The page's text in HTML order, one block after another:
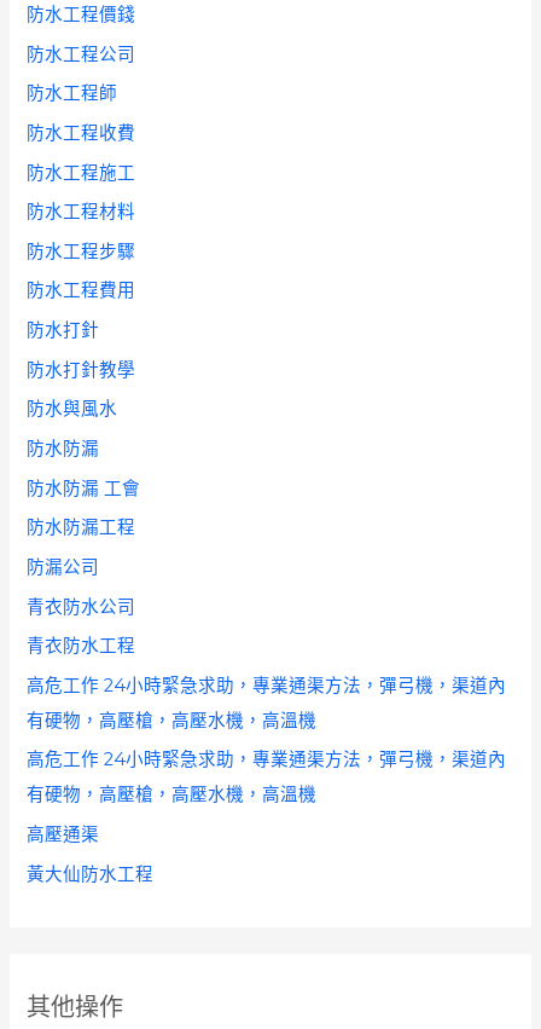
防水工程價錢
防水工程公司
防水工程師
防水工程收費
防水工程施工
防水工程材料
防水工程步驟
防水工程費用
防水打針
防水打針教學
防水與風水
防水防漏
防水防漏 工會
防水防漏工程
防漏公司
青衣防水公司
青衣防水工程
高危工作 24小時緊急求助，專業通渠方法，彈弓機，渠道內
有硬物，高壓槍，高壓水機，高溫機
高危工作 24小時緊急求助，專業通渠方法，彈弓機，渠道內
有硬物，高壓槍，高壓水機，高溫機
高壓通渠
黃大仙防水工程
其他操作